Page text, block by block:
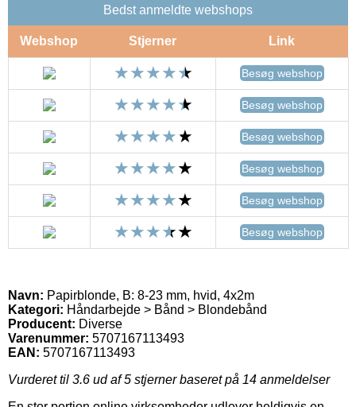
Bedst anmeldte webshops
Webshop Stjerner Link
Besøg webshop
Besøg webshop
Besøg webshop
Besøg webshop
Besøg webshop
Besøg webshop
Navn: Papirblonde, B: 8-23 mm, hvid, 4x2m
Kategori: Håndarbejde > Bånd > Blondebånd
Producent: Diverse
Varenummer: 5707167113493
EAN: 5707167113493
Vurderet til 3.6 ud af 5 stjerner baseret på 14 anmeldelser